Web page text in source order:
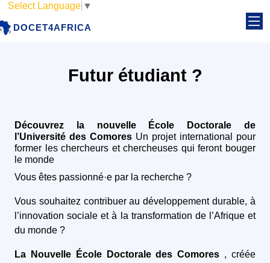
Select Language ▼
DOCET4AFRICA
Futur étudiant ?
Découvrez la nouvelle École Doctorale de
l’Université des Comores Un projet international pour
former les chercheurs et chercheuses qui feront bouger
le monde
Vous êtes passionné·e par la recherche ?
Vous souhaitez contribuer au développement durable, à
l’innovation sociale et à la transformation de l’Afrique et
du monde ?
La Nouvelle École Doctorale des Comores , créée